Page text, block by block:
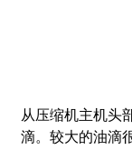
从压缩机主机头
滴。较大的油滴